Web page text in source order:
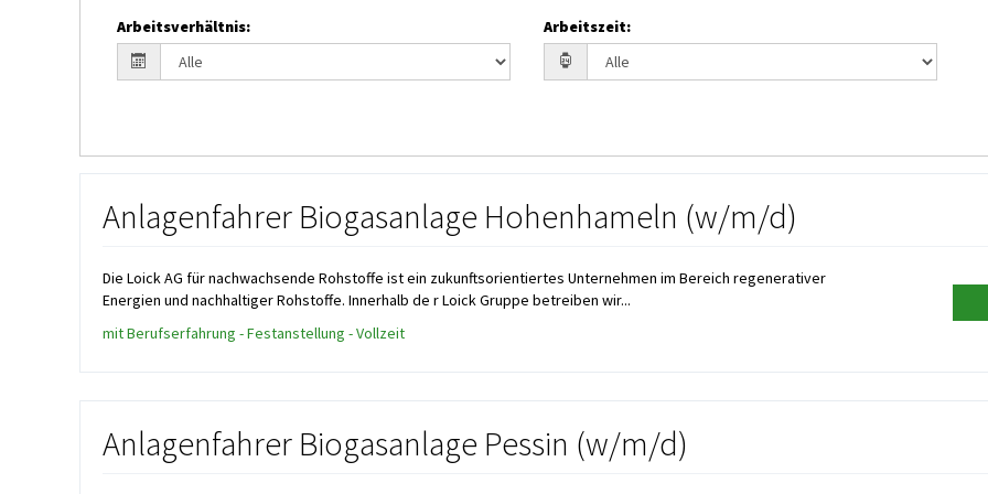
Arbeitsverhältnis: Arbeitszeit:
Anlagenfahrer Biogasanlage Hohenhameln (w/m/d)
Die Loick AG für nachwachsende Rohstoffe ist ein zukunftsorientiertes Unternehmen im Bereich regenerativer
Energien und nachhaltiger Rohstoffe. Innerhalb de r Loick Gruppe betreiben wir...
mit Berufserfahrung - Festanstellung - Vollzeit
Anlagenfahrer Biogasanlage Pessin (w/m/d)